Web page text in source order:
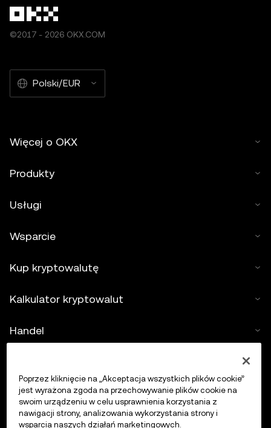
©2017 - 2026 OKX.COM
Polski/EUR
Więcej o OKX
Produkty
Usługi
Wsparcie
Kup kryptowalutę
Kalkulator kryptowalut
Handel
Poprzez kliknięcie na „Akceptacja wszystkich plików cookie”
jest wyrażona zgoda na przechowywanie plików cookie na
swoim urządzeniu w celu usprawnienia korzystania z
nawigacji strony, analizowania wykorzystania strony i
wsparcia naszych działań marketingowych.